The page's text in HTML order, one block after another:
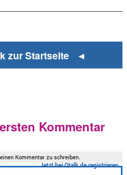
zur Startseite ◄
Kommentar